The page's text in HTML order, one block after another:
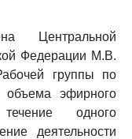
Центральной
Федерации М.В.
группы по
объема эфирного
одного
деятельности